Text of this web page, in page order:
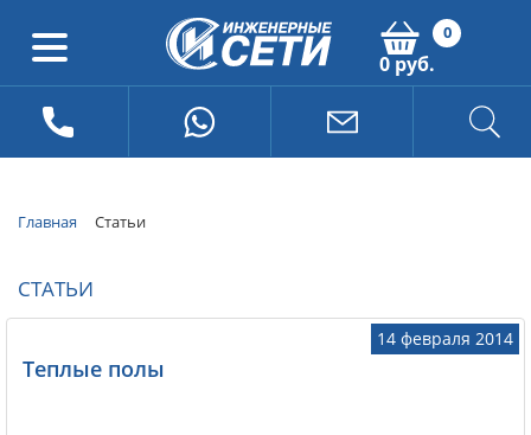
0
0 руб.
Главная Статьи
СТАТЬИ
14 февраля 2014
Теплые полы